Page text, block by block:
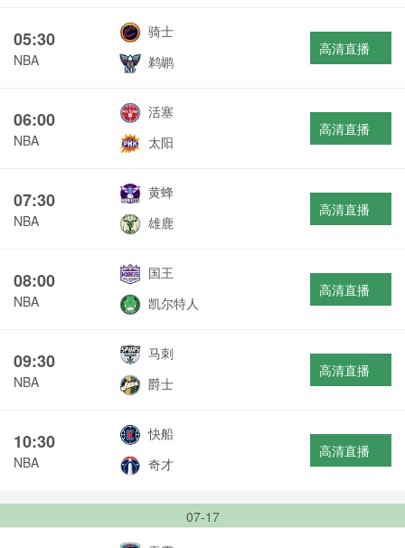
05:30
NBA
骑士
鹈鹕
高清直播
06:00
NBA
活塞
太阳
高清直播
07:30
NBA
黄蜂
雄鹿
高清直播
08:00
NBA
国王
凯尔特人
高清直播
09:30
NBA
马刺
爵士
高清直播
10:30
NBA
快船
奇才
高清直播
07-17